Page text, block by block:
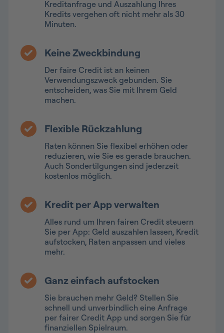
Kreditanfrage und Auszahlung Ihres
Kredits vergehen oft nicht mehr als 30
Minuten.
Keine Zweckbindung
Der faire Credit ist an keinen
Verwendungszweck gebunden. Sie
entscheiden, was Sie mit Ihrem Geld
machen.
Flexible Rückzahlung
Raten können Sie flexibel erhöhen oder
reduzieren, wie Sie es gerade brauchen.
Auch Sondertilgungen sind jederzeit
kostenlos möglich.
Kredit per App verwalten
Alles rund um Ihren fairen Credit steuern
Sie per App: Geld auszahlen lassen, Kredit
aufstocken, Raten anpassen und vieles
mehr.
Ganz einfach aufstocken
Sie brauchen mehr Geld? Stellen Sie
schnell und unverbindlich eine Anfrage
per fairer Credit App und sorgen Sie für
finanziellen Spielraum.